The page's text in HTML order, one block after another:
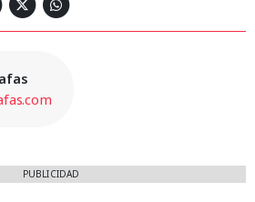
PUBLICIDAD